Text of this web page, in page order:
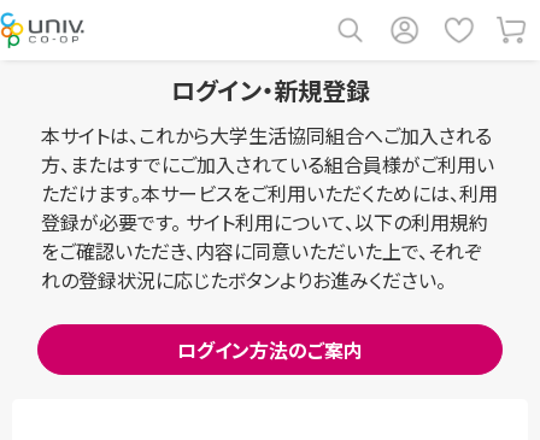
ログイン・新規登録
本サイトは、これから大学生活協同組合へご加入される
方、またはすでにご加入されている組合員様がご利用い
ただけます。本サービスをご利用いただくためには、利用
登録が必要です。 サイト利用について、以下の利用規約
をご確認いただき、内容に同意いただいた上で、それぞ
れの登録状況に応じたボタンよりお進みください。
ログイン方法のご案内